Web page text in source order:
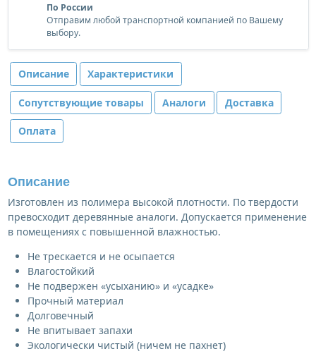
По России
Отправим любой транспортной компанией по Вашему
выбору.
Описание Характеристики
Сопутствующие товары Аналоги Доставка
Оплата
Описание
Изготовлен из полимера высокой плотности. По твердости
превосходит деревянные аналоги. Допускается применение
в помещениях с повышенной влажностью.
Не трескается и не осыпается
Влагостойкий
Не подвержен «усыханию» и «усадке»
Прочный материал
Долговечный
Не впитывает запахи
Экологически чистый (ничем не пахнет)